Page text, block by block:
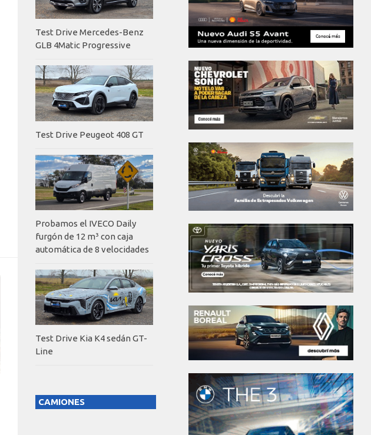
Test Drive Mercedes-Benz
GLB 4Matic Progressive
Test Drive Peugeot 408 GT
Probamos el IVECO Daily
furgón de 12 m³ con caja
automática de 8 velocidades
Test Drive Kia K4 sedán GT-
Line
CAMIONES